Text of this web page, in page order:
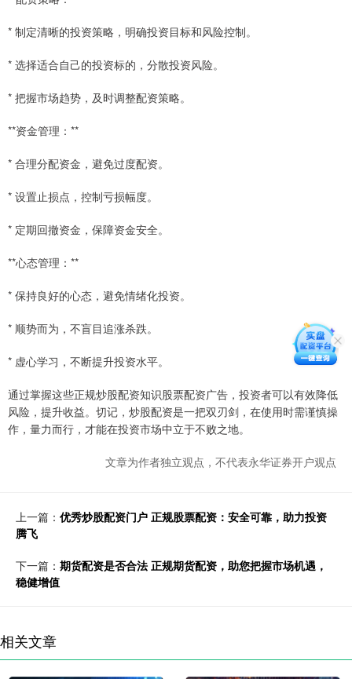
* 制定清晰的投资策略，明确投资目标和风险控制。
* 选择适合自己的投资标的，分散投资风险。
* 把握市场趋势，及时调整配资策略。
**资金管理：**
* 合理分配资金，避免过度配资。
* 设置止损点，控制亏损幅度。
* 定期回撤资金，保障资金安全。
**心态管理：**
* 保持良好的心态，避免情绪化投资。
* 顺势而为，不盲目追涨杀跌。
* 虚心学习，不断提升投资水平。
通过掌握这些正规炒股配资知识股票配资广告，投资者可以有效降低
风险，提升收益。切记，炒股配资是一把双刃剑，在使用时需谨慎操
作，量力而行，才能在投资市场中立于不败之地。
文章为作者独立观点，不代表永华证券开户观点
上一篇： 优秀炒股配资门户 正规股票配资：安全可靠，助力投资
腾飞
下一篇： 期货配资是否合法 正规期货配资，助您把握市场机遇，
稳健增值
相关文章